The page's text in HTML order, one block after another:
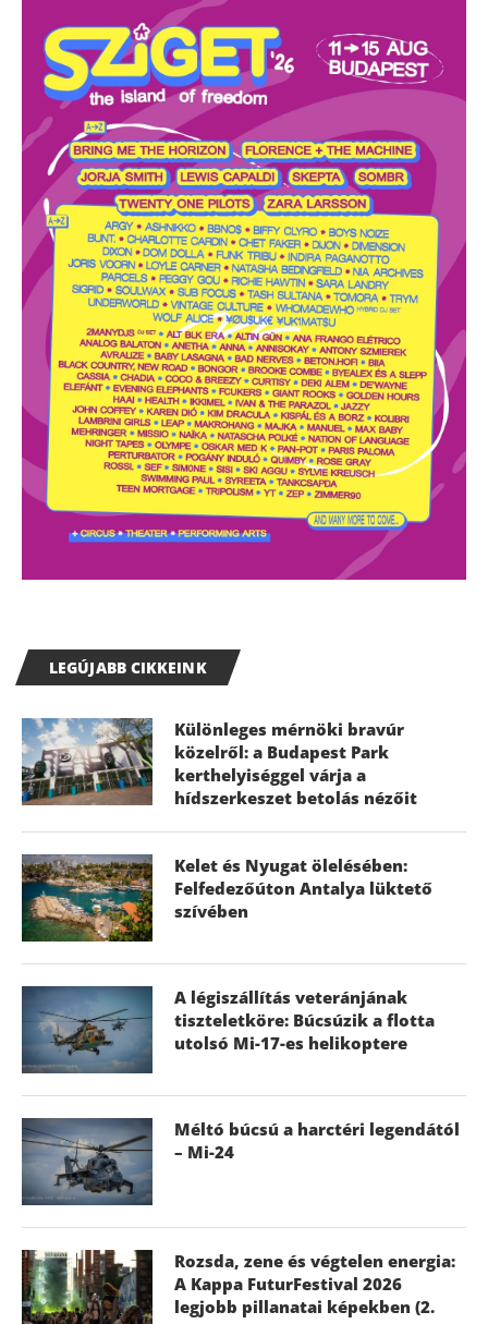
LEGÚJABB CIKKEINK
Különleges mérnöki bravúr
közelről: a Budapest Park
kerthelyiséggel várja a
hídszerkeszet betolás nézőit
Kelet és Nyugat ölelésében:
Felfedezőúton Antalya lüktető
szívében
A légiszállítás veteránjának
tiszteletköre: Búcsúzik a flotta
utolsó Mi-17-es helikoptere
Méltó búcsú a harctéri legendától
– Mi-24
Rozsda, zene és végtelen energia:
A Kappa FuturFestival 2026
legjobb pillanatai képekben (2.